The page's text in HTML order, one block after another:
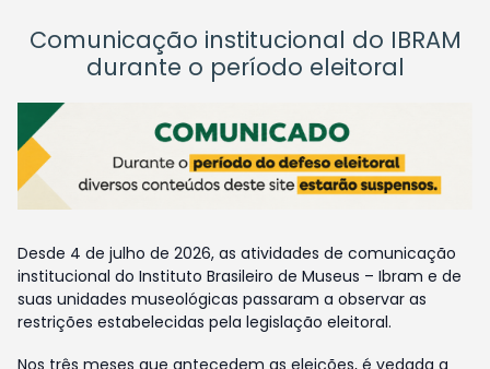
Comunicação institucional do IBRAM
durante o período eleitoral
Desde 4 de julho de 2026, as atividades de comunicação
institucional do Instituto Brasileiro de Museus – Ibram e de
suas unidades museológicas passaram a observar as
restrições estabelecidas pela legislação eleitoral.